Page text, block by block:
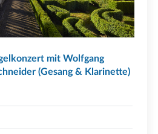
mit Wolfgang
(Gesang & Klarinette)